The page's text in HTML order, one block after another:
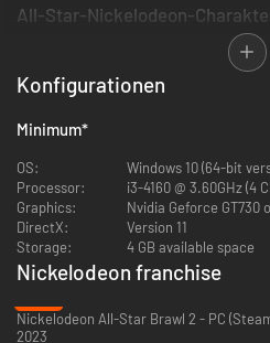
All-Star-Nickelodeon-
Wähle deinen Starspieler aus 15
von SpongeBob Schwammkopf, Avatar:
Mutant Ninja Turtles und vielen mehr!
Wähle aus über 500 Outfits und
Konfigurationen
Minimum*
OS:
Windows 10 (64-bit
Processor:
i3-4160 @ 3.60GHz (4
Graphics:
Nvidia Geforce GT730
DirectX:
Version 11
Storage:
4 GB available space
Nickelodeon franchise
Nickelodeon All-Star Brawl 2 - PC
2023